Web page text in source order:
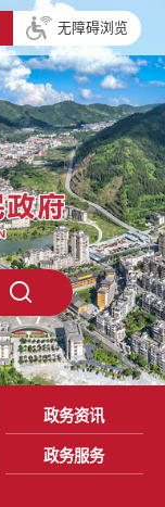
无障碍浏览
政务资讯
政务服务